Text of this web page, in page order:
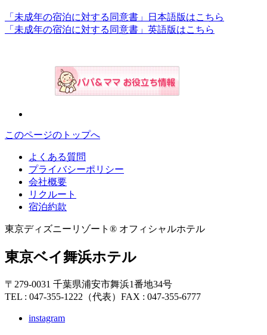
「未成年の宿泊に対する同意書」日本語版はこちら
「未成年の宿泊に対する同意書」英語版はこちら
このページのトップへ
よくある質問
プライバシーポリシー
会社概要
リクルート
宿泊約款
東京ディズニーリゾート® オフィシャルホテル
東京ベイ舞浜ホテル
〒279-0031 千葉県浦安市舞浜1番地34号
TEL : 047-355-1222（代表） FAX : 047-355-6777
instagram